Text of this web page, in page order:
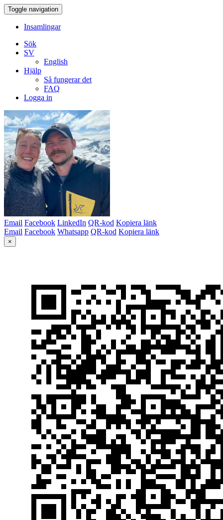
Toggle navigation
Insamlingar
Sök
SV
English
Hjälp
Så fungerar det
FAQ
Logga in
Email Facebook LinkedIn QR-kod Kopiera länk
Email Facebook Whatsapp QR-kod Kopiera länk
×